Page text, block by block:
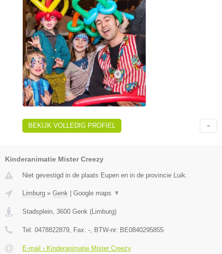
BEKIJK VOLLEDIG PROFIEL
Kinderanimatie Mister Creezy
Niet gevestigd in de plaats Eupen en in de provincie Luik.
Limburg » Genk Google maps ▼
Stadsplein, 3600 Genk (Limburg)
Tel: 0478822879, Fax: -, BTW-nr: BE0840295855
E-mail › Kinderanimatie Mister Creezy